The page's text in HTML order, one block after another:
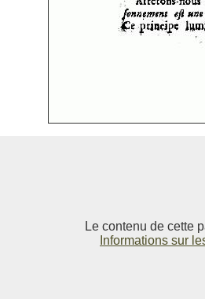
Le contenu de cette
Informations sur